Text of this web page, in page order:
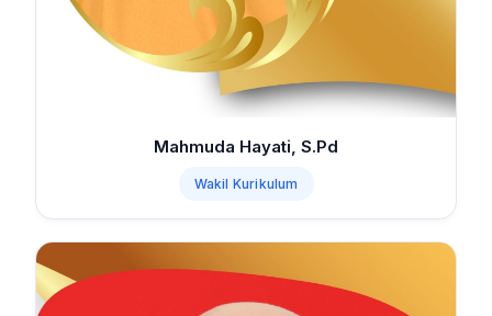
Mahmuda Hayati, S.Pd
Wakil Kurikulum